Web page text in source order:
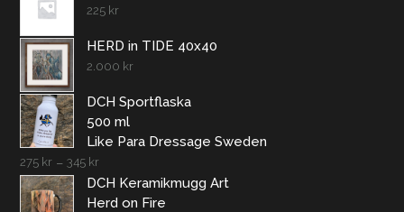
225 kr
HERD in TIDE 40x40
2.000 kr
DCH Sportflaska
500 ml
Like Para Dressage Sweden
275 kr – 345 kr
DCH Keramikmugg Art
Herd on Fire